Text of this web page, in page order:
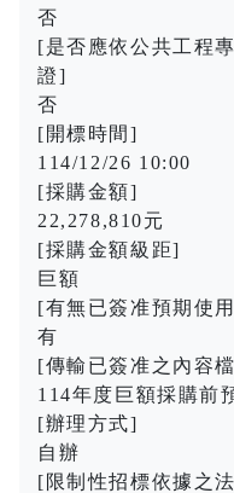
否
[是否應依公共工程
證]
否
[開標時間]
114/12/26 10:00
[採購金額]
22,278,810元
[採購金額級距]
巨額
[有無已簽准預期使
有
[傳輸已簽准之內容
114年度巨額採購前
[辦理方式]
自辦
[限制性招標依據之